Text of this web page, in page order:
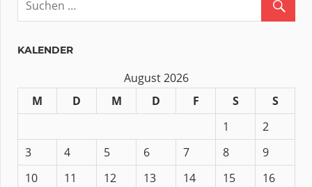
KALENDER
August 2026
M
D M D F S
S
1
2
3
4 5 6 7 8
9
10
11 12 13 14 15
16